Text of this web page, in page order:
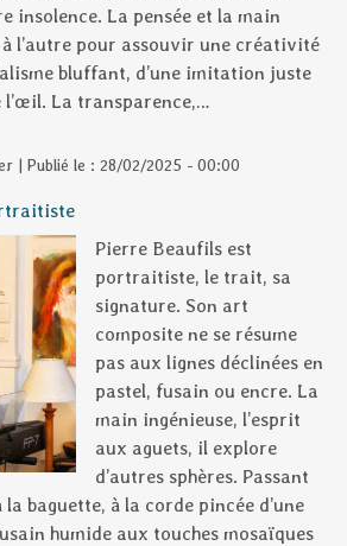
insolence. La pensée et la main
à l’autre pour assouvir une créativité
bluffant, d’une imitation juste
La transparence,…
| Publié le : 28/02/2025 - 00:00
Pierre Beaufils est
portraitiste, le trait, sa
signature. Son art
composite ne se résume
pas aux lignes déclinées en
pastel, fusain ou encre. La
main ingénieuse, l’esprit
aux aguets, il explore
d’autres sphères. Passant
la baguette, à la corde pincée d’une
humide aux touches mosaïques